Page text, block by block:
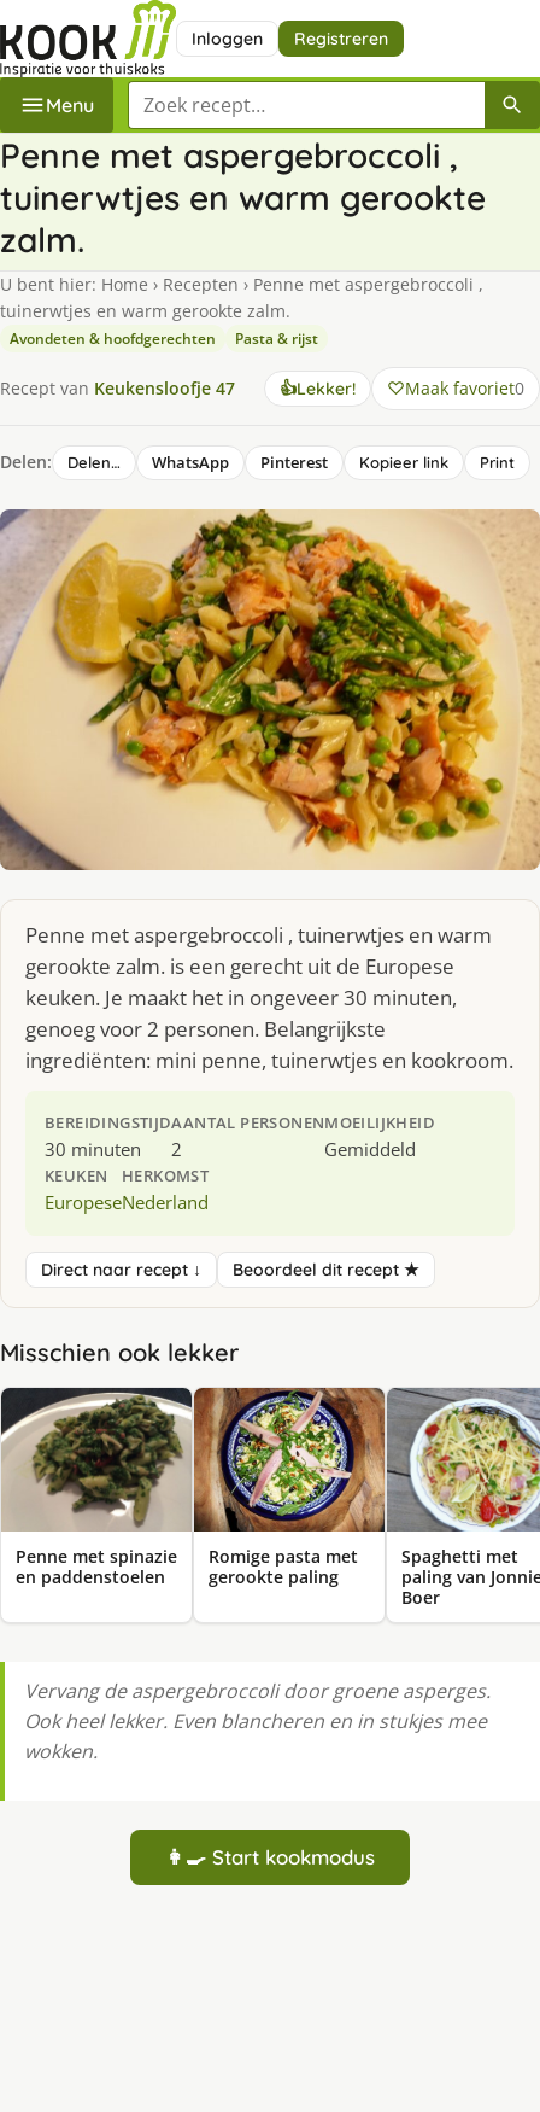
Inloggen Registreren
Menu Zoek een recept
Penne met aspergebroccoli ,
tuinerwtjes en warm gerookte
zalm.
U bent hier: Home › Recepten › Penne met aspergebroccoli ,
tuinerwtjes en warm gerookte zalm.
Avondeten & hoofdgerechten Pasta & rijst
Recept van Keukensloofje 47 👍Lekker! Maak favoriet0
Delen: Delen… WhatsApp Pinterest Kopieer link Print
Penne met aspergebroccoli , tuinerwtjes en warm
gerookte zalm. is een gerecht uit de Europese
keuken. Je maakt het in ongeveer 30 minuten,
genoeg voor 2 personen. Belangrijkste
ingrediënten: mini penne, tuinerwtjes en kookroom.
BEREIDINGSTIJD
30 minuten
AANTAL PERSONEN
2
MOEILIJKHEID
Gemiddeld
KEUKEN
Europese
HERKOMST
Nederland
Direct naar recept ↓ Beoordeel dit recept ★
Misschien ook lekker
Penne met spinazie
en paddenstoelen
Romige pasta met
gerookte paling
Spaghetti met
paling van
Boer
Vervang de aspergebroccoli door groene asperges.
Ook heel lekker. Even blancheren en in stukjes mee
wokken.
👩‍🍳 Start kookmodus